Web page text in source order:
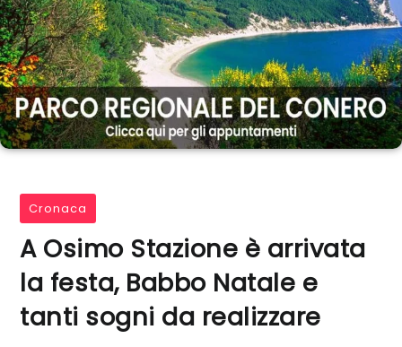
Cronaca
A Osimo Stazione è arrivata
la festa, Babbo Natale e
tanti sogni da realizzare